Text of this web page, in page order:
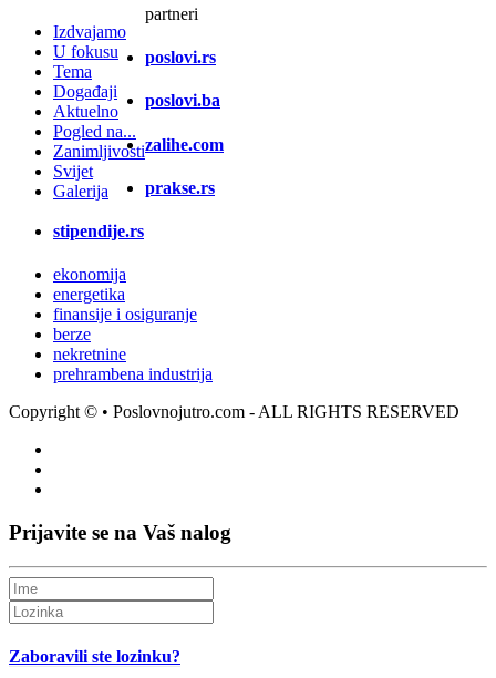
Izdvajamo
U fokusu
Tema
Događaji
Aktuelno
Pogled na...
Zanimljivosti
Svijet
Galerija
partneri
poslovi.rs
poslovi.ba
zalihe.com
prakse.rs
stipendije.rs
ekonomija
energetika
finansije i osiguranje
berze
nekretnine
prehrambena industrija
Copyright © • Poslovnojutro.com - ALL RIGHTS RESERVED
Prijavite se na Vaš nalog
Zaboravili ste lozinku?